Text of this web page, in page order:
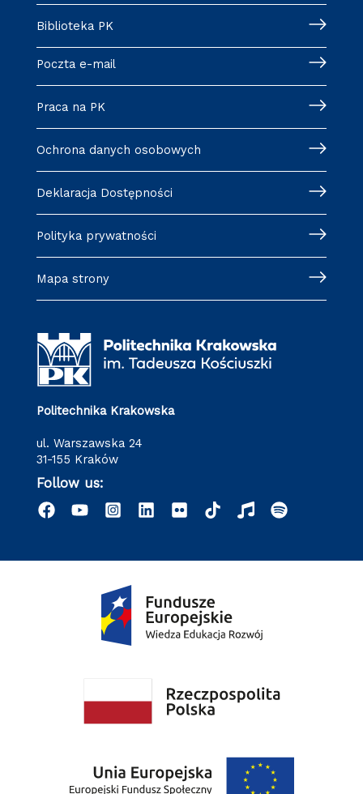
Biblioteka PK
Poczta e-mail
Praca na PK
Ochrona danych osobowych
Deklaracja Dostępności
Polityka prywatności
Mapa strony
Politechnika Krakowska
ul. Warszawska 24
31-155 Kraków
Follow us: